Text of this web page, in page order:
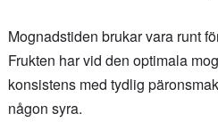
Mognadstiden brukar vara runt
Frukten har vid den optimala
konsistens med tydlig
någon syra.